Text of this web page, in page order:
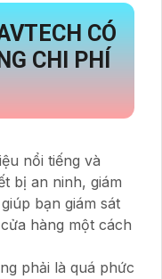
CÓ
CHI PHÍ
nổi tiếng và
bị an ninh, giám
bạn giám sát
hàng một cách
phải là quá phức